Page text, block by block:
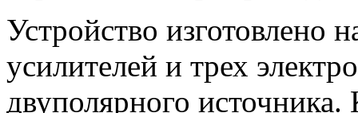
Устройство изготовлено
усилителей и трех
двуполярного